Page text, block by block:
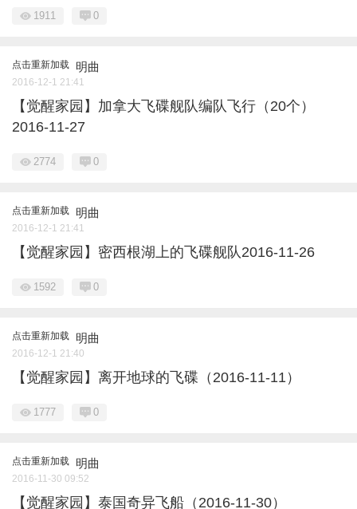
1911 0
点击重新加载 明曲
2016-12-1 21:41
【觉醒家园】加拿大飞碟舰队编队飞行（20个）
2016-11-27
2774 0
点击重新加载 明曲
2016-12-1 21:41
【觉醒家园】密西根湖上的飞碟舰队2016-11-26
1592 0
点击重新加载 明曲
2016-12-1 21:40
【觉醒家园】离开地球的飞碟（2016-11-11）
1777 0
点击重新加载 明曲
2016-11-30 09:52
【觉醒家园】泰国奇异飞船（2016-11-30）